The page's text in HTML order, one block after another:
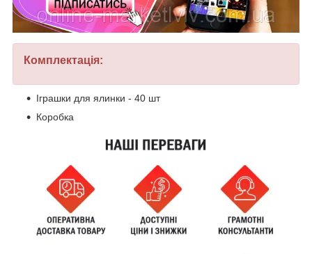
Комплектація:
Іграшки для ялинки - 40 шт
Коробка